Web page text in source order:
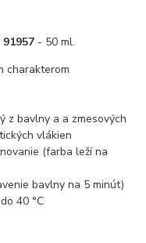
- 50 ml.
charakterom
z bavlny a a zmesových
vlákien
(farba leží na
bavlny na 5 minút)
40 °C